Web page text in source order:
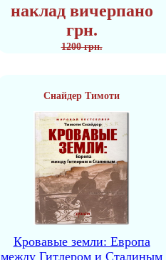
наклад вичерпано
грн.
1200 грн.
Снайдер Тимоти
Кровавые земли: Европа
между Гитлером и Сталиным